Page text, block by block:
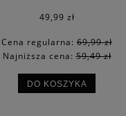
49,99 zł
Cena regularna: 69,99 zł
Najniższa cena:59,49 zł
DO KOSZYKA